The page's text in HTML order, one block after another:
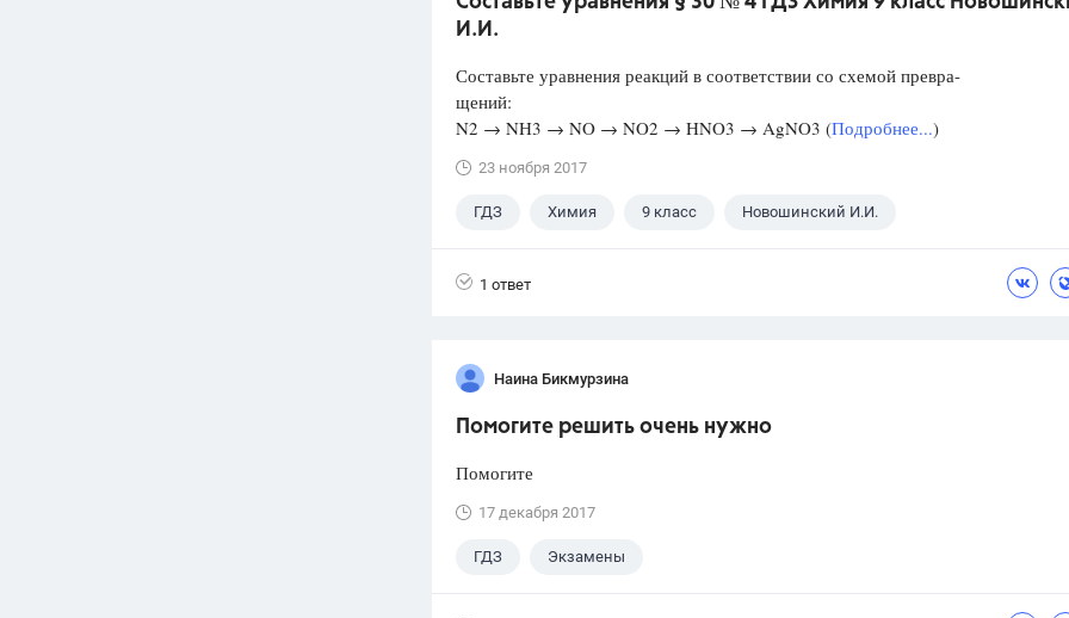
И.И.
Составьте уравнения реакций в соответствии со схемой превра-
щений:
N2 → NH3 → NO → NO2 → HNO3 → AgNO3 (Подробнее...)
23 ноября 2017
ГДЗ Химия 9 класс Новошинский И.И.
1 ответ
Наина Бикмурзина
Помогите решить очень нужно
Помогите
17 декабря 2017
ГДЗ Экзамены